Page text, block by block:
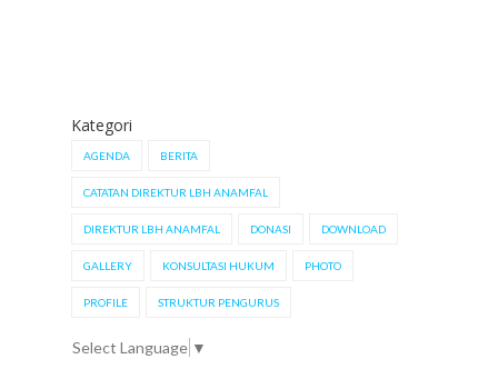
Kategori
AGENDA BERITA
CATATAN DIREKTUR LBH ANAMFAL
DIREKTUR LBH ANAMFAL DONASI DOWNLOAD
GALLERY KONSULTASI HUKUM PHOTO
PROFILE STRUKTUR PENGURUS
Select Language ▼